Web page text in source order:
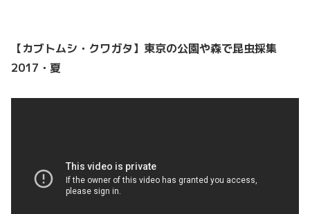
【カブトムシ・クワガタ】東京の公園や森で昆虫採集
2017・夏